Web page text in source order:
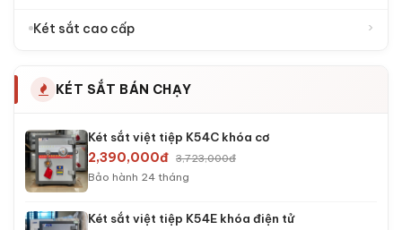
Két sắt cao cấp ›
KÉT SẮT BÁN CHẠY
Két sắt việt tiệp K54C khóa cơ
2,390,000đ 3,723,000đ
Bảo hành 24 tháng
Két sắt việt tiệp K54E khóa điện tử